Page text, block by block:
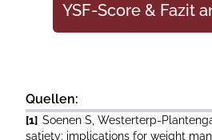
YSF-Score & Fazit
Quellen:
[1] Soenen S, Westerterp-
satiety: implications for weight